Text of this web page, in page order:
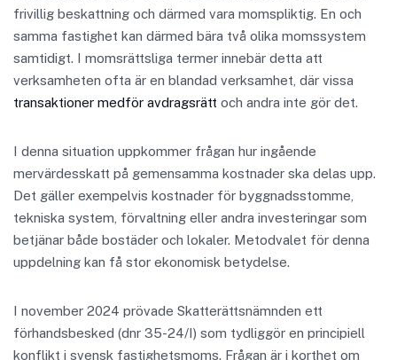
frivillig beskattning och därmed vara momspliktig. En och
samma fastighet kan därmed bära två olika momssystem
samtidigt. I momsrättsliga termer innebär detta att
verksamheten ofta är en blandad verksamhet, där vissa
transaktioner medför avdragsrätt och andra inte gör det.
I denna situation uppkommer frågan hur ingående
mervärdesskatt på gemensamma kostnader ska delas upp.
Det gäller exempelvis kostnader för byggnadsstomme,
tekniska system, förvaltning eller andra investeringar som
betjänar både bostäder och lokaler. Metodvalet för denna
uppdelning kan få stor ekonomisk betydelse.
I november 2024 prövade Skatterättsnämnden ett
förhandsbesked (dnr 35-24/I) som tydliggör en principiell
konflikt i svensk fastighetsmoms. Frågan är i korthet om